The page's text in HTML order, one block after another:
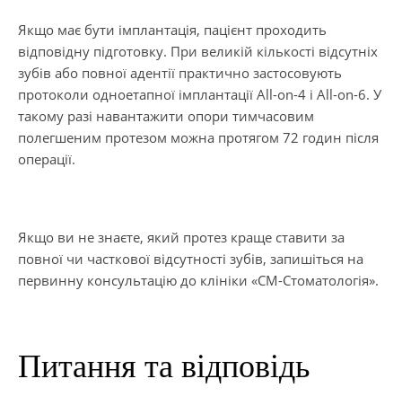
Якщо має бути імплантація, пацієнт проходить
відповідну підготовку. При великій кількості відсутніх
зубів або повної адентії практично застосовують
протоколи одноетапної імплантації All-on-4 і All-on-6. У
такому разі навантажити опори тимчасовим
полегшеним протезом можна протягом 72 годин після
операції.
Якщо ви не знаєте, який протез краще ставити за
повної чи часткової відсутності зубів, запишіться на
первинну консультацію до клініки «СМ-Стоматологія».
Питання та відповідь